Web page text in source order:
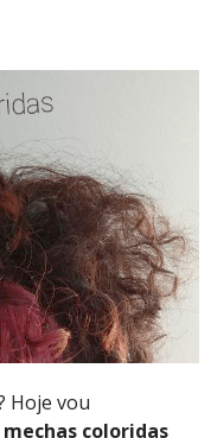
Hoje vou
mechas coloridas